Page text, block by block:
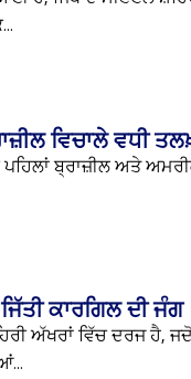
ਵਿਚਾਲੇ ਵਧੀ
ਬ੍ਰਾਜ਼ੀਲ ਅਤੇ
ਕਾਰਗਿਲ ਦੀ ਜੰਗ
ਅੱਖਰਾਂ ਵਿੱਚ ਦਰਜ ਹੈ,